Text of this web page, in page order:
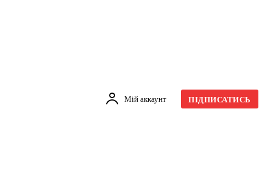
Мій аккаунт ПІДПИСАТИСЬ